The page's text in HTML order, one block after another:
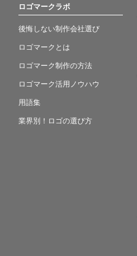
ロゴマークラボ
後悔しない制作会社選び
ロゴマークとは
ロゴマーク制作の方法
ロゴマーク活用ノウハウ
用語集
業界別！ロゴの選び方